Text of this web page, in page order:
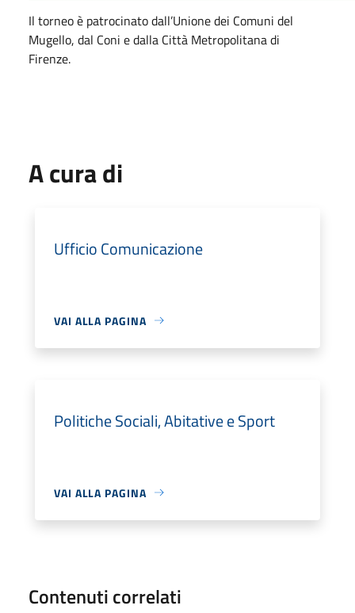
Il torneo è patrocinato dall’Unione dei Comuni del
Mugello, dal Coni e dalla Città Metropolitana di
Firenze.
A cura di
Ufficio Comunicazione
VAI ALLA PAGINA
Politiche Sociali, Abitative e Sport
VAI ALLA PAGINA
Contenuti correlati